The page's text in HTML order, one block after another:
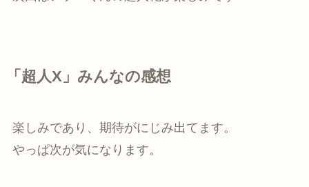
「超人X」みんなの感想
楽しみであり、期待がにじみ出てます。
やっぱ次が気になります。